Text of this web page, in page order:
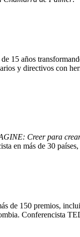
15 años
y directivos con
Creer para
en más de 30
de 150 premios,
Conferencista